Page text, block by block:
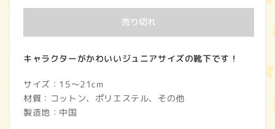
格
売り切れ
キャラクターがかわいいジュニアサイズの靴下です！
サイズ：15～21cm
材質：コットン、ポリエステル、その他
製造地：中国